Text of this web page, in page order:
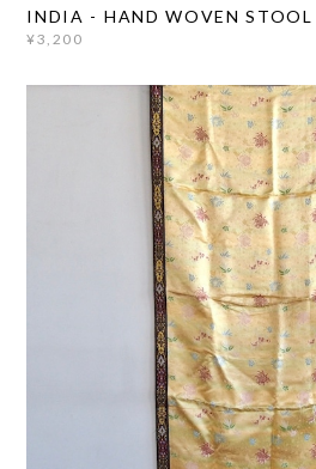
INDIA - HAND WOVEN STOOL
¥3,200